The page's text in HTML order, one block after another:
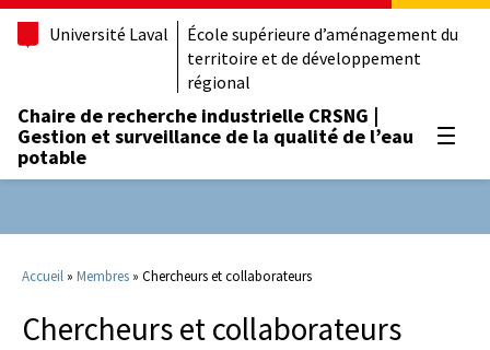
Université Laval
École supérieure d’aménagement du
territoire et de développement
régional
Chaire de recherche industrielle CRSNG |
Gestion et surveillance de la qualité de l’eau
potable
Accueil » Membres » Chercheurs et collaborateurs
Chercheurs et collaborateurs